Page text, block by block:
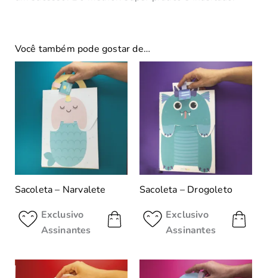
Você também pode gostar de…
Sacoleta – Narvalete
Exclusivo
Assinantes
Sacoleta – Drogoleto
Exclusivo
Assinantes